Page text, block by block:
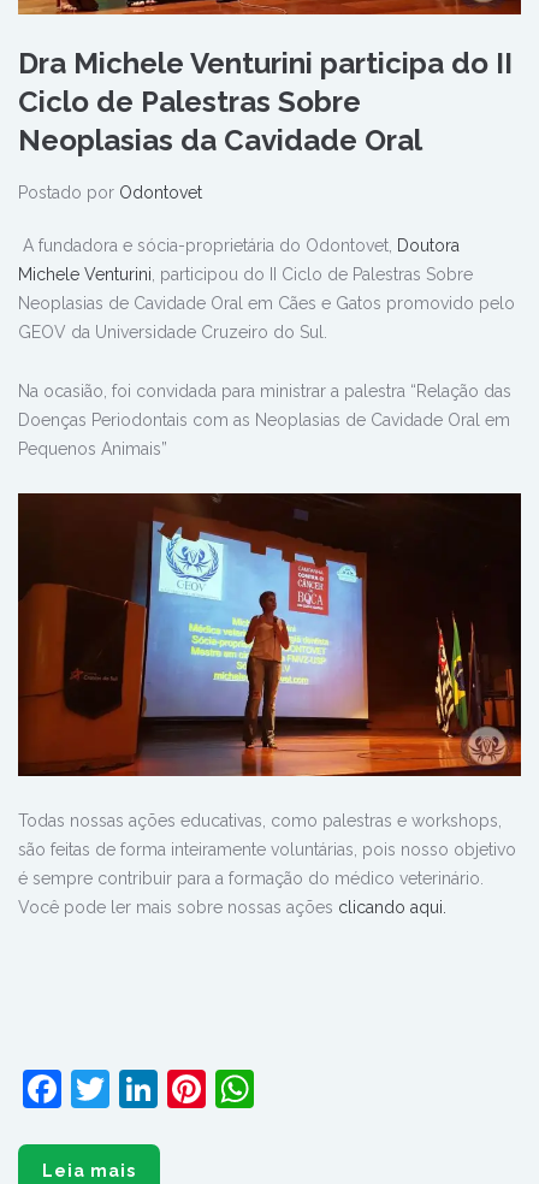
Dra Michele Venturini participa do II
Ciclo de Palestras Sobre
Neoplasias da Cavidade Oral
Postado por Odontovet
A fundadora e sócia-proprietária do Odontovet, Doutora
Michele Venturini , participou do II Ciclo de Palestras Sobre
Neoplasias de Cavidade Oral em Cães e Gatos promovido pelo
GEOV da Universidade Cruzeiro do Sul.
Na ocasião, foi convidada para ministrar a palestra “Relação das
Doenças Periodontais com as Neoplasias de Cavidade Oral em
Pequenos Animais”
Todas nossas ações educativas, como palestras e workshops,
são feitas de forma inteiramente voluntárias, pois nosso objetivo
é sempre contribuir para a formação do médico veterinário.
Você pode ler mais sobre nossas ações clicando aqui.
Facebook
Twitter
LinkedIn
Pinterest
Leia mais